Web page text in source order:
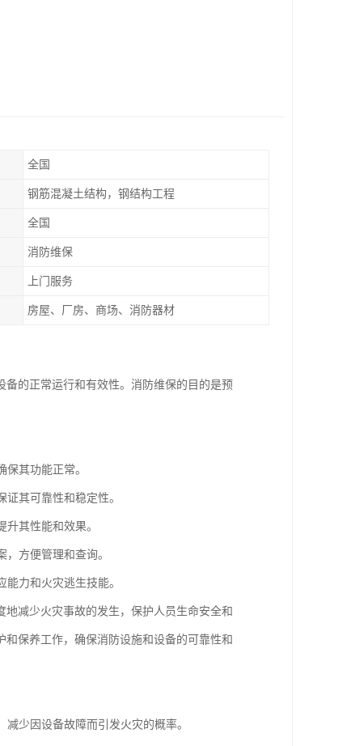
全国
钢筋混凝土结构，钢结构工程
全国
消防维保
上门服务
房屋、厂房、商场、消防器材
的正常运行和有效性。消防维保的目的是预
其功能正常。
其可靠性和稳定性。
其性能和效果。
方便管理和查询。
力和火灾逃生技能。
减少火灾事故的发生，保护人员生命安全和
保养工作，确保消防设施和设备的可靠性和
少因设备故障而引发火灾的概率。